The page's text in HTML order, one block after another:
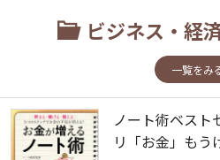
ビジネス・経
一覧をみ
ノート術ベス
リ「お金」もう